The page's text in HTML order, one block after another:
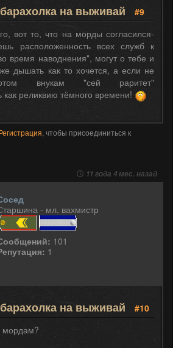
на выживай
#9
вот то, что на морды согласился-
расположенность всех служб к
время наводнения", могут о тебе и
дышать как то хочется, а если не
внукам "сей раритет"
реликвию тёмного времени!
, чтобы присоединиться к
11 года 4 мес. назад
- мл. вахмистр
101
1
на выживай
#10
мордам?